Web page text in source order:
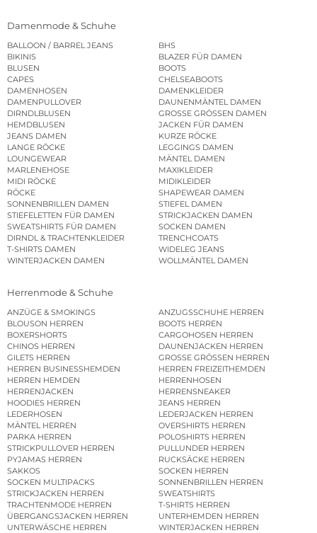
Damenmode & Schuhe
BALLOON / BARREL JEANS
BHS
BIKINIS
BLAZER FÜR DAMEN
BLUSEN
BOOTS
CAPES
CHELSEABOOTS
DAMENHOSEN
DAMENKLEIDER
DAMENPULLOVER
DAUNENMÄNTEL DAMEN
DIRNDLBLUSEN
GROSSE GRÖSSEN DAMEN
HEMDBLUSEN
JACKEN FÜR DAMEN
JEANS DAMEN
KURZE RÖCKE
LANGE RÖCKE
LEGGINGS DAMEN
LOUNGEWEAR
MÄNTEL DAMEN
MARLENEHOSE
MAXIKLEIDER
MIDI RÖCKE
MIDIKLEIDER
RÖCKE
SHAPEWEAR DAMEN
SONNENBRILLEN DAMEN
STIEFEL DAMEN
STIEFELETTEN FÜR DAMEN
STRICKJACKEN DAMEN
SWEATSHIRTS FÜR DAMEN
SOCKEN DAMEN
DIRNDL & TRACHTENKLEIDER
TRENCHCOATS
T-SHIRTS DAMEN
WIDELEG JEANS
WINTERJACKEN DAMEN
WOLLMÄNTEL DAMEN
Herrenmode & Schuhe
ANZÜGE & SMOKINGS
ANZUGSSCHUHE HERREN
BLOUSON HERREN
BOOTS HERREN
BOXERSHORTS
CARGOHOSEN HERREN
CHINOS HERREN
DAUNENJACKEN HERREN
GILETS HERREN
GROSSE GRÖSSEN HERREN
HERREN BUSINESSHEMDEN
HERREN FREIZEITHEMDEN
HERREN HEMDEN
HERRENHOSEN
HERRENJACKEN
HERRENSNEAKER
HOODIES HERREN
JEANS HERREN
LEDERHOSEN
LEDERJACKEN HERREN
MÄNTEL HERREN
OVERSHIRTS HERREN
PARKA HERREN
POLOSHIRTS HERREN
STRICKPULLOVER HERREN
PULLUNDER HERREN
PYJAMAS HERREN
RUCKSÄCKE HERREN
SAKKOS
SOCKEN HERREN
SOCKEN MULTIPACKS
SONNENBRILLEN HERREN
STRICKJACKEN HERREN
SWEATSHIRTS
TRACHTENMODE HERREN
T-SHIRTS HERREN
ÜBERGANGSJACKEN HERREN
UNTERHEMDEN HERREN
UNTERWÄSCHE HERREN
WINTERJACKEN HERREN